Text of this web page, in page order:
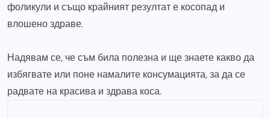
фоликули и също крайният резултат е косопад и
влошено здраве.
Надявам се, че съм била полезна и ще знаете какво да
избягвате или поне намалите консумацията, за да се
радвате на красива и здрава коса.